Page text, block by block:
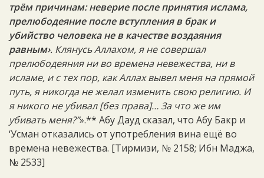
трём причинам: неверие после принятия ислама,
прелюбодеяние после вступления в брак и
убийство человека не в качестве воздаяния
равным›. Клянусь Аллахом, я не совершал
прелюбодеяния ни во времена невежества, ни в
исламе, и с тех пор, как Аллах вывел меня на прямой
путь, я никогда не желал изменить свою религию. И
я никого не убивал [без права]… За что же им
убивать меня?”».** Абу Дауд сказал, что Абу Бакр и
‘Усман отказались от употребления вина ещё во
времена невежества. [Тирмизи, № 2158; Ибн Маджа,
№ 2533]